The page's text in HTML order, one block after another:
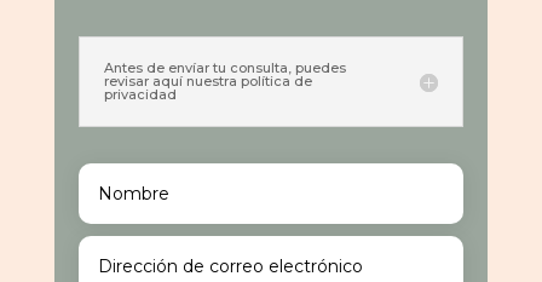
Antes de envíar tu consulta, puedes
revisar aquí nuestra política de
privacidad